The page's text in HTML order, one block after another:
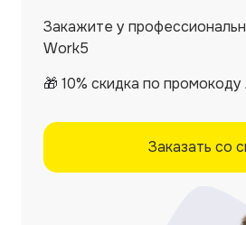
Закажите у
Work5
🎁 10% скидка по промокоду
Заказать со